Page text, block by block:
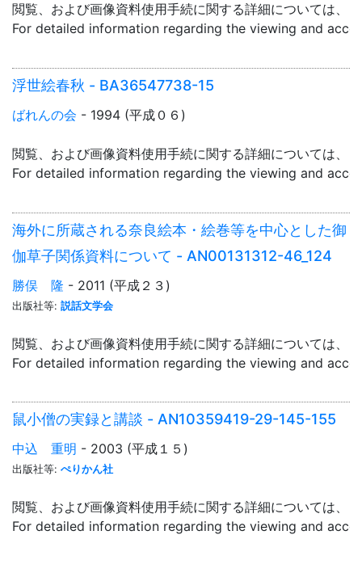
閲覧、および画像資料使用手続に関する詳細については、「
For detailed information regarding the viewing and
浮世絵春秋 - BA36547738-15
ばれんの会 - 1994 (平成０６)
閲覧、および画像資料使用手続に関する詳細については、「
For detailed information regarding the viewing and
海外に所蔵される奈良絵本・絵巻等を中心とした御
伽草子関係資料について - AN00131312-46_124
勝俣 隆 - 2011 (平成２３)
出版社等: 説話文学会
閲覧、および画像資料使用手続に関する詳細については、「
For detailed information regarding the viewing and
鼠小僧の実録と講談 - AN10359419-29-145-155
中込 重明 - 2003 (平成１５)
出版社等: ぺりかん社
閲覧、および画像資料使用手続に関する詳細については、「
For detailed information regarding the viewing and